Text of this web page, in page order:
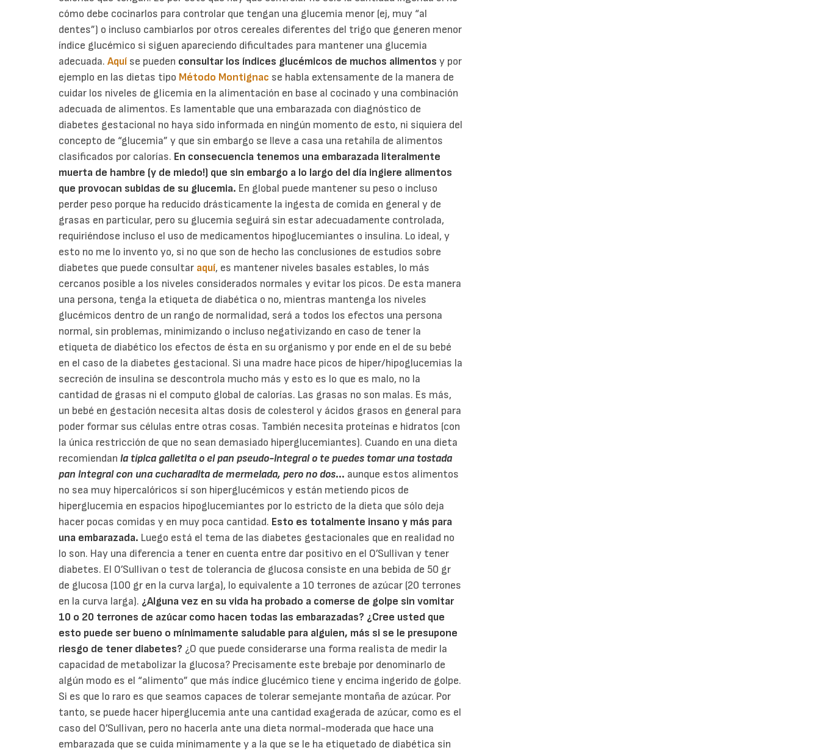
cómo debe cocinarlos para controlar que tengan una glucemia menor (ej, muy “al
dentes”) o incluso cambiarlos por otros cereales diferentes del trigo que generen menor
índice glucémico si siguen apareciendo dificultades para mantener una glucemia
adecuada. Aquí se pueden consultar los índices glucémicos de muchos alimentos y por
ejemplo en las dietas tipo Método Montignac se habla extensamente de la manera de
cuidar los niveles de glicemia en la alimentación en base al cocinado y una combinación
adecuada de alimentos. Es lamentable que una embarazada con diagnóstico de
diabetes gestacional no haya sido informada en ningún momento de esto, ni siquiera del
concepto de “glucemia” y que sin embargo se lleve a casa una retahíla de alimentos
clasificados por calorías. En consecuencia tenemos una embarazada literalmente
muerta de hambre (y de miedo!) que sin embargo a lo largo del día ingiere alimentos
que provocan subidas de su glucemia. En global puede mantener su peso o incluso
perder peso porque ha reducido drásticamente la ingesta de comida en general y de
grasas en particular, pero su glucemia seguirá sin estar adecuadamente controlada,
requiriéndose incluso el uso de medicamentos hipoglucemiantes o insulina. Lo ideal, y
esto no me lo invento yo, si no que son de hecho las conclusiones de estudios sobre
diabetes que puede consultar aquí, es mantener niveles basales estables, lo más
cercanos posible a los niveles considerados normales y evitar los picos. De esta manera
una persona, tenga la etiqueta de diabética o no, mientras mantenga los niveles
glucémicos dentro de un rango de normalidad, será a todos los efectos una persona
normal, sin problemas, minimizando o incluso negativizando en caso de tener la
etiqueta de diabético los efectos de ésta en su organismo y por ende en el de su bebé
en el caso de la diabetes gestacional. Si una madre hace picos de hiper/hipoglucemias la
secreción de insulina se descontrola mucho más y esto es lo que es malo, no la
cantidad de grasas ni el computo global de calorías. Las grasas no son malas. Es más,
un bebé en gestación necesita altas dosis de colesterol y ácidos grasos en general para
poder formar sus células entre otras cosas. También necesita proteínas e hidratos (con
la única restricción de que no sean demasiado hiperglucemiantes). Cuando en una dieta
recomiendan la típica galletita o el pan pseudo-integral o te puedes tomar una tostada
pan integral con una cucharadita de mermelada, pero no dos... aunque estos alimentos
no sea muy hipercalóricos sí son hiperglucémicos y están metiendo picos de
hiperglucemia en espacios hipoglucemiantes por lo estricto de la dieta que sólo deja
hacer pocas comidas y en muy poca cantidad. Esto es totalmente insano y más para
una embarazada. Luego está el tema de las diabetes gestacionales que en realidad no
lo son. Hay una diferencia a tener en cuenta entre dar positivo en el O’Sullivan y tener
diabetes. El O’Sullivan o test de tolerancia de glucosa consiste en una bebida de 50 gr
de glucosa (100 gr en la curva larga), lo equivalente a 10 terrones de azúcar (20 terrones
en la curva larga). ¿Alguna vez en su vida ha probado a comerse de golpe sin vomitar
10 o 20 terrones de azúcar como hacen todas las embarazadas? ¿Cree usted que
esto puede ser bueno o mínimamente saludable para alguien, más si se le presupone
riesgo de tener diabetes? ¿O que puede considerarse una forma realista de medir la
capacidad de metabolizar la glucosa? Precisamente este brebaje por denominarlo de
algún modo es el “alimento” que más índice glucémico tiene y encima ingerido de golpe.
Si es que lo raro es que seamos capaces de tolerar semejante montaña de azúcar. Por
tanto, se puede hacer hiperglucemia ante una cantidad exagerada de azúcar, como es el
caso del O’Sullivan, pero no hacerla ante una dieta normal-moderada que hace una
embarazada que se cuida mínimamente y a la que se le ha etiquetado de diabética sin